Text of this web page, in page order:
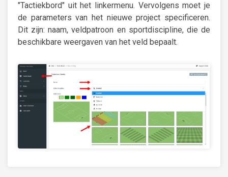
"Tactiekbord" uit het linkermenu. Vervolgens moet je
de parameters van het nieuwe project specificeren.
Dit zijn: naam, veldpatroon en sportdiscipline, die de
beschikbare weergaven van het veld bepaalt.